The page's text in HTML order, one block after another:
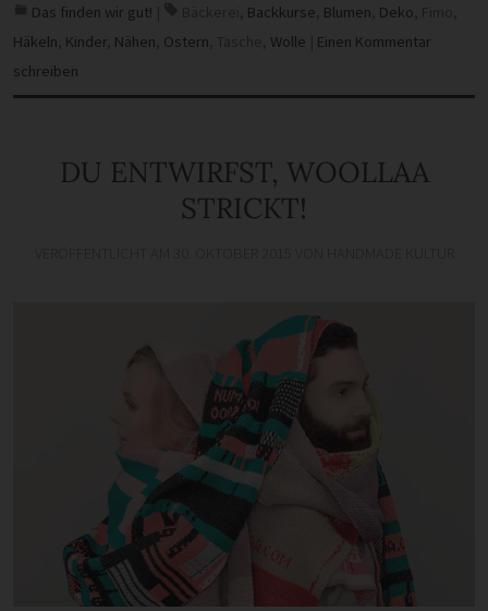
Das finden wir gut! Backkurse Blumen Deko
Häkeln Kinder Nähen Ostern Wolle
Einen Kommentar
schreiben
DU ENTWIRFST, WOOLLAA
STRICKT!